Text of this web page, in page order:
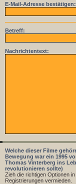
E-Mail-Adresse bestätigen:
Betreff:
Nachrichtentext:
Welche dieser Filme
Bewegung war ein 1995
Thomas Vinterberg ins
revolutionieren sollte)
Zieh die richtigen Optionen
Registrierungen vermieden.